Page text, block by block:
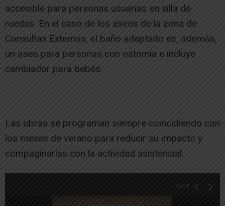
accesible para personas usuarias en silla de
ruedas. En el caso de los aseos de la zona de
Consultas Externas, el baño adaptado es, además,
un aseo para personas con ostomía e incluye
cambiador para bebés.
Las obras se programan siempre coincidiendo con
los meses de verano para reducir su impacto y
compaginarlas con la actividad asistencial.
1 de 5